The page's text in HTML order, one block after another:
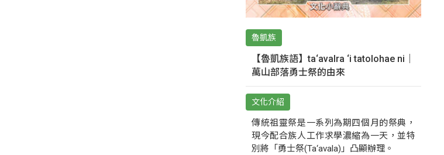
魯凱族
【魯凱族語】ta‘avalra ‘i tatolohae ni｜
萬山部落勇士祭的由來
文化介紹
傳統祖靈祭是一系列為期四個月的祭典，
現今配合族人工作求學濃縮為一天，並特
別將「勇士祭(Ta‘avala)」凸顯辦理。